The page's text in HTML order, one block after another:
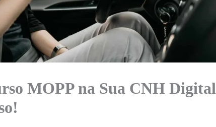
MOPP na Sua CNH Digital